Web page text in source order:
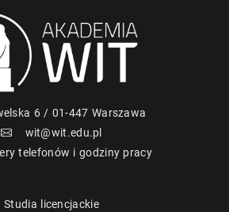
6 / 01-447 Warszawa
wit@wit.edu.pl
telefonów i godziny pracy
Studia licencjackie